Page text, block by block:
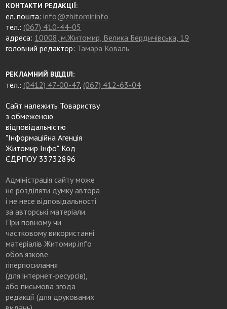
КОНТАКТИ РЕДАКЦІЇ:
ел. пошта:info@zhitomir.info
тел.: (067) 410-44-05
адреса: 10008, м.Житомир, Велика Бердичівська, 19
головний редактор: Тамара Коваль
РЕКЛАМНИЙ ВІДДІЛ:
тел.: (0412) 47-00-47, (067) 412-63-04
Сайт належить Товариству
з обмеженою
відповідальністю
"Інформаційна Агенція
Житомир Інфо". Код
ЄДРПОУ 33732896
Адміністрація сайту може
не розділяти думку автора
і не несе відповідальності
за авторські матеріали.
При повному чи
частковому використанні
матеріалів Житомир.info
обов’язкове
гіперпосилання
(для інтернет-ресурсів),
або письмова згода
редакції (для друкованих